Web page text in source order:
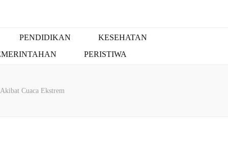
PENDIDIKAN
KESEHATAN
PERISTIWA
Cuaca Ekstrem